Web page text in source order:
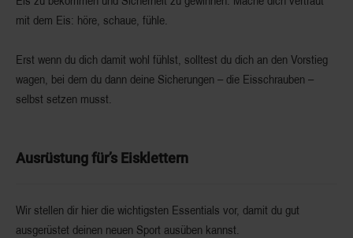
mit dem Eis: höre, schaue, fühle.
Erst wenn du dich damit wohl fühlst, solltest du dich an den Vorstieg
wagen, bei dem du dann deine Sicherungen – die Eisschrauben –
selbst setzen musst.
Ausrüstung für’s Eisklettern
Wir stellen dir hier die wichtigsten Essentials vor, damit du gut
ausgerüstet deinen neuen Sport ausüben kannst.